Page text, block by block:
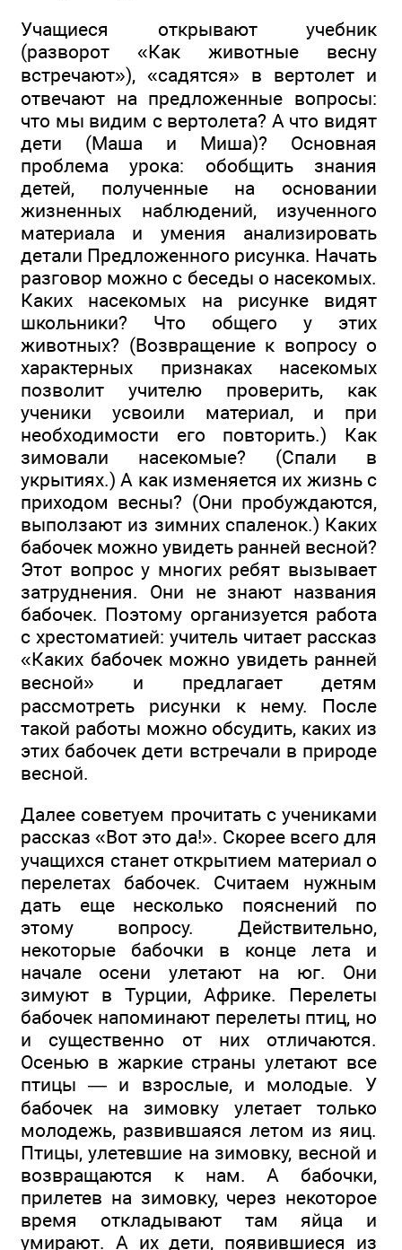
Учащиеся открывают учебник
(разворот «Как животные весну
встречают»), «садятся» в вертолет и
отвечают на предложенные вопросы:
что мы видим с вертолета? А что видят
дети (Маша и Миша)? Основная
проблема урока: обобщить знания
детей, полученные на основании
жизненных наблюдений, изученного
материала и умения анализировать
детали Предложенного рисунка. Начать
разговор можно с беседы о насекомых.
Каких насекомых на рисунке видят
школьники? Что общего у этих
животных? (Возвращение к вопросу о
характерных признаках насекомых
позволит учителю проверить, как
ученики усвоили материал, и при
необходимости его повторить.) Как
зимовали насекомые? (Спали в
укрытиях.) А как изменяется их жизнь с
приходом весны? (Они пробуждаются,
выползают из зимних спаленок.) Каких
бабочек можно увидеть ранней весной?
Этот вопрос у многих ребят вызывает
затруднения. Они не знают названия
бабочек. Поэтому организуется работа
с хрестоматией: учитель читает рассказ
«Каких бабочек можно увидеть ранней
весной» и предлагает детям
рассмотреть рисунки к нему. После
такой работы можно обсудить, каких из
этих бабочек дети встречали в природе
весной.
Далее советуем прочитать с учениками
рассказ «Вот это да!». Скорее всего для
учащихся станет открытием материал о
перелетах бабочек. Считаем нужным
дать еще несколько пояснений по
этому вопросу. Действительно,
некоторые бабочки в конце лета и
начале осени улетают на юг. Они
зимуют в Турции, Африке. Перелеты
бабочек напоминают перелеты птиц, но
и существенно от них отличаются.
Осенью в жаркие страны улетают все
птицы — и взрослые, и молодые. У
бабочек на зимовку улетает только
молодежь, развившаяся летом из яиц.
Птицы, улетевшие на зимовку, весной и
возвращаются к нам. А бабочки,
прилетев на зимовку, через некоторое
время откладывают там яйца и
умирают. А их дети, появившиеся из